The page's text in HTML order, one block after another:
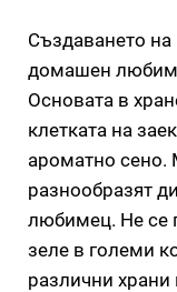
Създаването
домашен
Основата в
клетката на
ароматно сено.
разнообразят
любимец. Не се
зеле в големи
различни